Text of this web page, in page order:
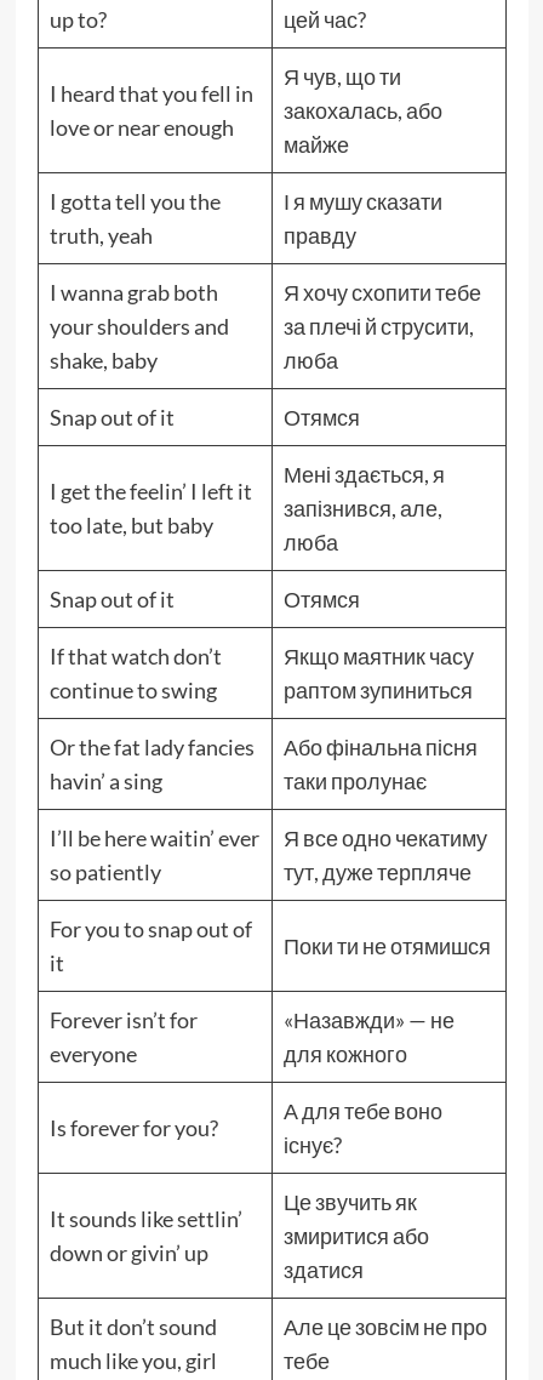
up to?
цей час?
I heard that you fell in
love or near enough
Я чув, що ти
закохалась, або
майже
I gotta tell you the
truth, yeah
І я мушу сказати
правду
I wanna grab both
your shoulders and
shake, baby
Я хочу схопити тебе
за плечі й струсити,
люба
Snap out of it Отямся
I get the feelin’ I left it
too late, but baby
Мені здається, я
запізнився, але,
люба
Snap out of it Отямся
If that watch don’t
continue to swing
Якщо маятник часу
раптом зупиниться
Or the fat lady fancies
havin’ a sing
Або фінальна пісня
таки пролунає
I’ll be here waitin’ ever
so patiently
Я все одно чекатиму
тут, дуже терпляче
For you to snap out of
it
Поки ти не отямишся
Forever isn’t for
everyone
«Назавжди» — не
для кожного
Is forever for you?
А для тебе воно
існує?
It sounds like settlin’
down or givin’ up
Це звучить як
змиритися або
здатися
But it don’t sound
much like you, girl
Але це зовсім не про
тебе